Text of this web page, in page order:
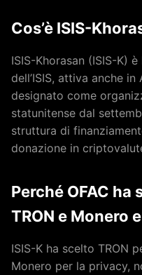
Cos’è ISIS-
ISIS-Khorasan (ISIS-K)
dell’ISIS, attiva anche
designato come
statunitense dal
struttura di
donazione in
Perché OFAC
TRON e Monero
ISIS-K ha scelto TRON
Monero per la privacy,